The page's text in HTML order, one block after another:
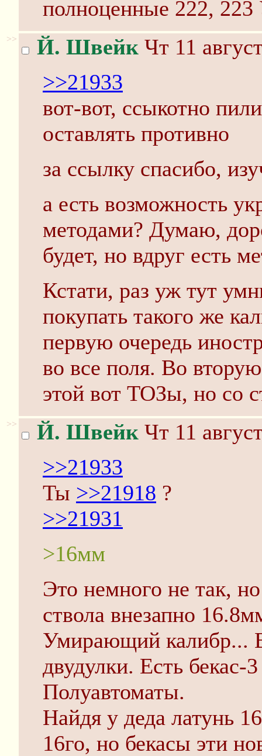
полноценные 222,
>> Й. Швейк Чт 11
>>21933
вот-вот, ссыкотно
оставлять противно
за ссылку спасибо,
а есть возможность
методами? Думаю,
будет, но вдруг есть
Кстати, раз уж тут
покупать такого же
первую очередь
во все поля. Во
этой вот ТОЗы, но со
>> Й. Швейк Чт 11
>>21933
Ты >>21918 ?
>>21931
>16мм
Это немного не так,
ствола внезапно
Умирающий калибр...
двудулки. Есть бекас-
Полуавтоматы.
Найдя у деда латунь
16го, но бекасы эти